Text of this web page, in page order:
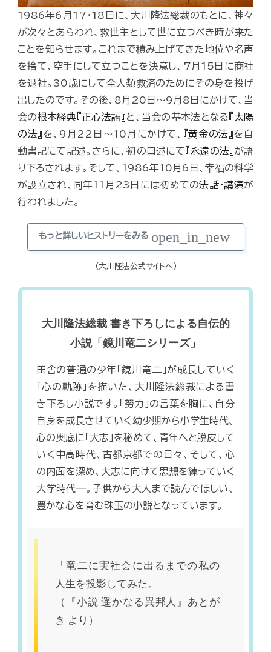
1986年6月17・18日に、大川隆法総裁のもとに、神々
が次々とあらわれ、救世主として世に立つべき時が来た
ことを知らせます。これまで積み上げてきた地位や名声
を捨て、空手にして立つことを決意し、7月15日に商社
を退社。30歳にして全人類救済のためにその身を投げ
出したのです。その後、8月20日～9月8日にかけて、当
会の根本経典『正心法語』と、当会の基本法となる 『太陽
の法』を、9月22日～10月にかけて、 『黄金の法』を自
動書記にて記述。さらに、初の口述にて 『永遠の法』が語
り下ろされます。そして、1986年10月6日、幸福の科学
が設立され、同年11月23日には初めての法話・講演が
行われました。
もっと詳しいヒストリーをみる open_in_new
（大川隆法公式サイトへ）
大川隆法総裁 書き下ろしによる自伝的
小説「鏡川竜二シリーズ」
田舎の普通の少年「鏡川竜二」が成長していく
「心の軌跡」を描いた、大川隆法総裁による書
き下ろし小説です。「努力」の言葉を胸に、自分
自身を成長させていく幼少期から小学生時代、
心の奥底に「大志」を秘めて、青年へと脱皮して
いく中高時代、古都京都での日々、そして、心
の内面を深め、大志に向けて思想を練っていく
大学時代―。子供から大人まで読んでほしい、
豊かな心を育む珠玉の小説となっています。
「竜二に実社会に出るまでの私の
人生を投影してみた。」
（『小説 遥かなる異邦人』あとが
き より）